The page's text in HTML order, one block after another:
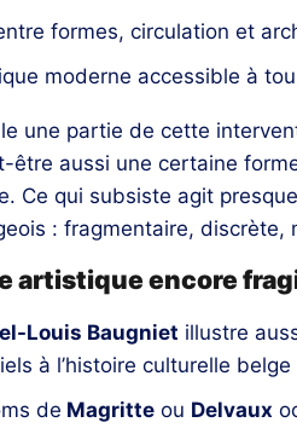
formes, circulation et
moderne accessible à
une partie de cette
être aussi une certaine
Ce qui subsiste agit
: fragmentaire, discrète,
artistique encore
Louis Baugniet illustre
à l’histoire culturelle
de Magritte ou Delvaux